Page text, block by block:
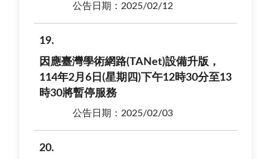
公告日期：2025/02/12
19
因應臺灣學術網路(TANet)設備升版，
114年2月6日(星期四)下午12時30分至13
時30將暫停服務
公告日期：2025/02/03
20